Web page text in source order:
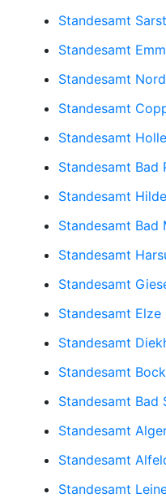
Standesamt
Standesamt
Standesamt
Standesamt
Standesamt Holle
Standesamt Bad
Standesamt
Standesamt Bad
Standesamt
Standesamt
Standesamt Elze
Standesamt
Standesamt
Standesamt Bad
Standesamt
Standesamt
Standesamt